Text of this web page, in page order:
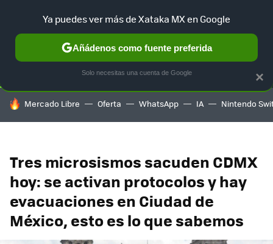
SELECCIÓN GAMING HOME AUTO TERRITORIO
HOY SE HABLA DE
Mercado Libre Oferta WhatsApp IA Nintendo
Tres microsismos sacuden CDMX
hoy: se activan protocolos y hay
evacuaciones en Ciudad de
México, esto es lo que sabemos
×
Ya puedes ver más de Xataka MX en Google
Añádenos como fuente preferida
Solo necesitas una cuenta de Google